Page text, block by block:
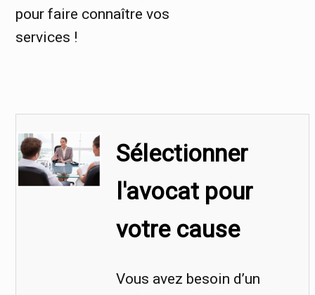
pour faire connaître vos
services !
Sélectionner
l'avocat pour
votre cause
Vous avez besoin d’un